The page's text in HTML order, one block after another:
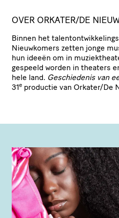
OVER ORKATER/​DE
Binnen het
Nieuwkomers zetten jonge
hun ideeën om in
gespeeld worden in theaters
hele land. Geschie­denis van
31e productie van Orkater/​De